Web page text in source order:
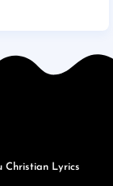
Christian Lyrics